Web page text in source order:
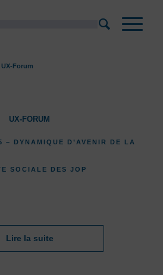
Forum
UX-FORUM
– DYNAMIQUE D’AVENIR DE LA
SOCIALE DES JOP
Lire la suite